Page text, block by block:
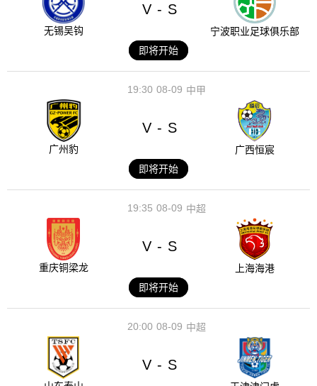
无锡吴钩
V - S
宁波职业足球俱乐部
即将开始
08-09
19:30 中甲
广州豹
V - S
广西恒宸
即将开始
08-09
19:35 中超
重庆铜梁龙
V - S
上海海港
即将开始
08-09
20:00 中超
V - S